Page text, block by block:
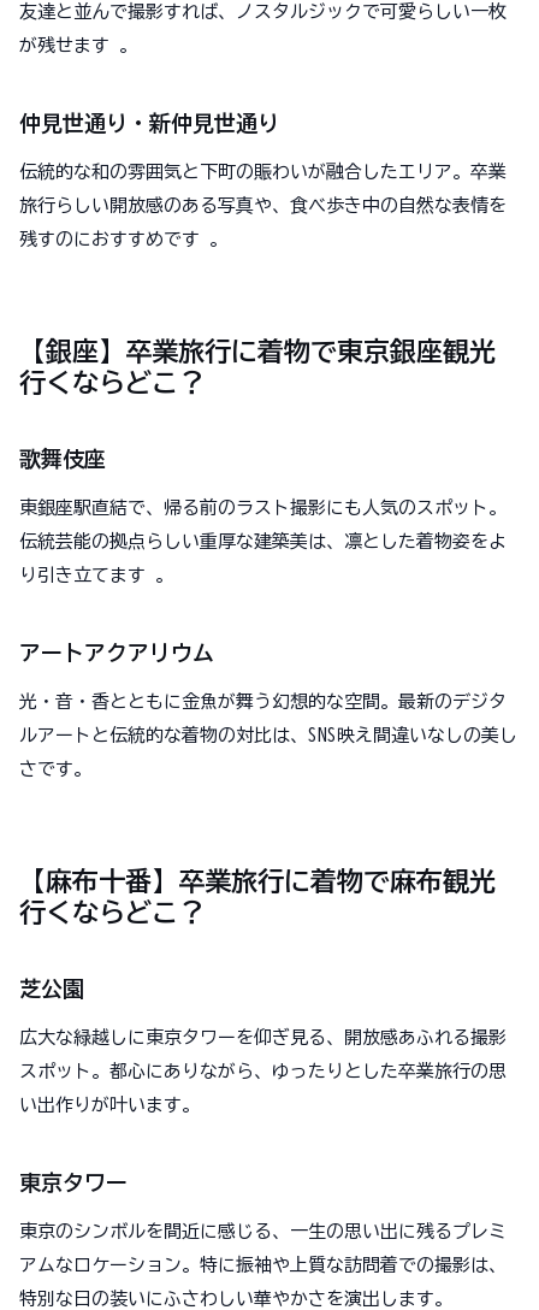
友達と並んで撮影すれば、ノスタルジックで可愛らしい一枚
が残せます 。
仲見世通り・新仲見世通り
伝統的な和の雰囲気と下町の賑わいが融合したエリア。卒業
旅行らしい開放感のある写真や、食べ歩き中の自然な表情を
残すのにおすすめです 。
【銀座】卒業旅行に着物で東京銀座観光
行くならどこ？
歌舞伎座
東銀座駅直結で、帰る前のラスト撮影にも人気のスポット。
伝統芸能の拠点らしい重厚な建築美は、凛とした着物姿をよ
り引き立てます 。
アートアクアリウム
光・音・香とともに金魚が舞う幻想的な空間。最新のデジタ
ルアートと伝統的な着物の対比は、SNS映え間違いなしの美し
さです。
【麻布十番】卒業旅行に着物で麻布観光
行くならどこ？
芝公園
広大な緑越しに東京タワーを仰ぎ見る、開放感あふれる撮影
スポット。都心にありながら、ゆったりとした卒業旅行の思
い出作りが叶います。
東京タワー
東京のシンボルを間近に感じる、一生の思い出に残るプレミ
アムなロケーション。特に振袖や上質な訪問着での撮影は、
特別な日の装いにふさわしい華やかさを演出します。